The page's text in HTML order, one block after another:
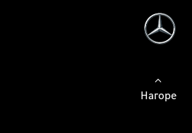
Нагоре